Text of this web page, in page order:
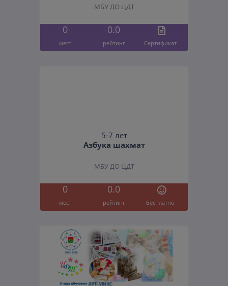
МБУ ДО ЦДТ
0 0.0
мест рейтинг Cертификат
5-7 лет
Азбука шахмат
МБУ ДО ЦДТ
0 0.0
мест рейтинг Бесплатно